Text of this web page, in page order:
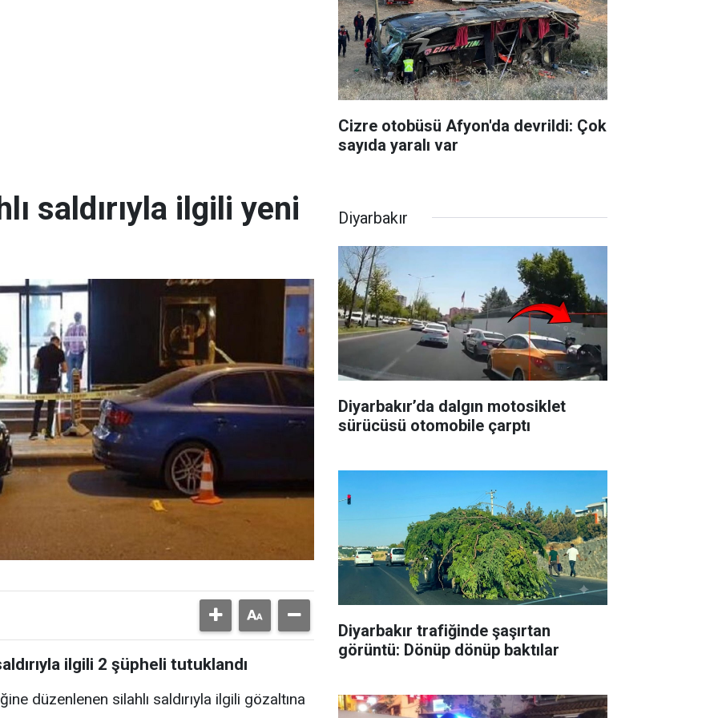
Cizre otobüsü Afyon'da devrildi: Çok
sayıda yaralı var
saldırıyla ilgili yeni
ilgili 2 şüpheli tutuklandı
düzenlenen silahlı saldırıyla ilgili gözaltına
Diyarbakır
Diyarbakır’da dalgın motosiklet
sürücüsü otomobile çarptı
Diyarbakır trafiğinde şaşırtan
görüntü: Dönüp dönüp baktılar